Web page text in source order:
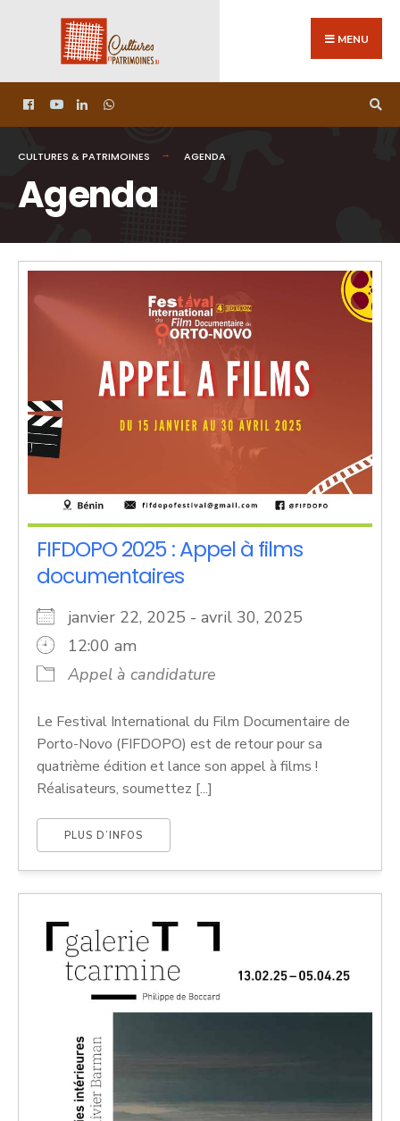
MENU
CULTURES & PATRIMOINES AGENDA
Agenda
FIFDOPO 2025 : Appel à films
documentaires
janvier 22, 2025 - avril 30, 2025
12:00 am
Appel à candidature
Le Festival International du Film Documentaire de
Porto-Novo (FIFDOPO) est de retour pour sa
quatrième édition et lance son appel à films !
Réalisateurs, soumettez [...]
PLUS D’INFOS